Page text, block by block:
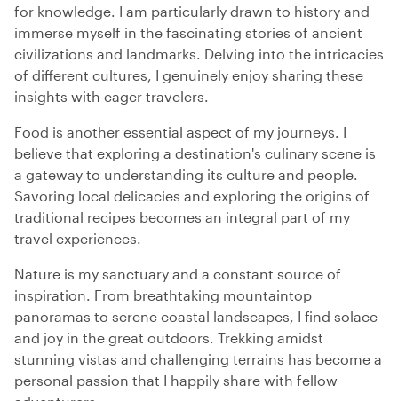
for knowledge. I am particularly drawn to history and
immerse myself in the fascinating stories of ancient
civilizations and landmarks. Delving into the intricacies
of different cultures, I genuinely enjoy sharing these
insights with eager travelers.
Food is another essential aspect of my journeys. I
believe that exploring a destination's culinary scene is
a gateway to understanding its culture and people.
Savoring local delicacies and exploring the origins of
traditional recipes becomes an integral part of my
travel experiences.
Nature is my sanctuary and a constant source of
inspiration. From breathtaking mountaintop
panoramas to serene coastal landscapes, I find solace
and joy in the great outdoors. Trekking amidst
stunning vistas and challenging terrains has become a
personal passion that I happily share with fellow